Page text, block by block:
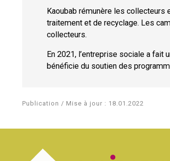
Kaoubab rémunère les collecteurs
traitement et de recyclage. Les
collecteurs.
En 2021, l’entreprise sociale a fait
bénéficie du soutien des
Publication / Mise à jour : 18.01.2022